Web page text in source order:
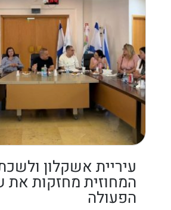
עיריית אשקלון
המחוזית מחזקות את
הפעולה